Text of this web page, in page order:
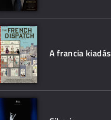
A francia kiadás